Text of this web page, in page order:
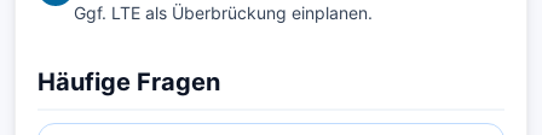
Ggf. LTE als Überbrückung einplanen.
Häufige Fragen